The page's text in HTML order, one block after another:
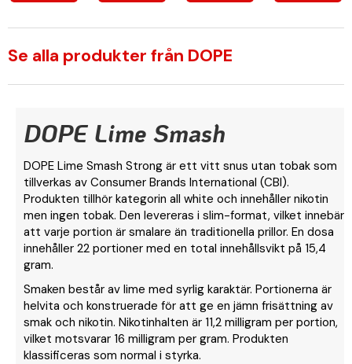
Se alla produkter från DOPE
DOPE Lime Smash
DOPE Lime Smash Strong är ett vitt snus utan tobak som
tillverkas av Consumer Brands International (CBI).
Produkten tillhör kategorin all white och innehåller nikotin
men ingen tobak. Den levereras i slim-format, vilket innebär
att varje portion är smalare än traditionella prillor. En dosa
innehåller 22 portioner med en total innehållsvikt på 15,4
gram.
Smaken består av lime med syrlig karaktär. Portionerna är
helvita och konstruerade för att ge en jämn frisättning av
smak och nikotin. Nikotinhalten är 11,2 milligram per portion,
vilket motsvarar 16 milligram per gram. Produkten
klassificeras som normal i styrka.